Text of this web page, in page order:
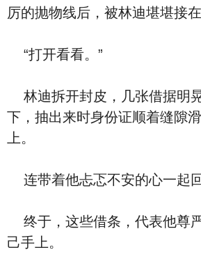
厉的抛物线后，被林迪堪堪接在
“打开看看。”
林迪拆开封皮，几张借据明
下，抽出来时身份证顺着缝隙
上。
连带着他忐忑不安的心一起回
终于，这些借条，代表他尊
己手上。